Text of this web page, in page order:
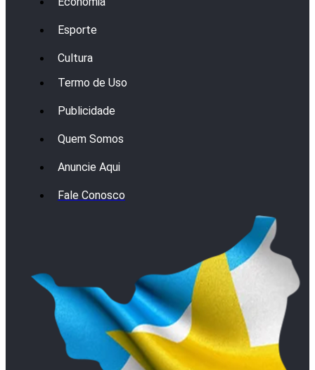
Esporte
Cultura
Termo de Uso
Publicidade
Quem Somos
Anuncie Aqui
Fale Conosco